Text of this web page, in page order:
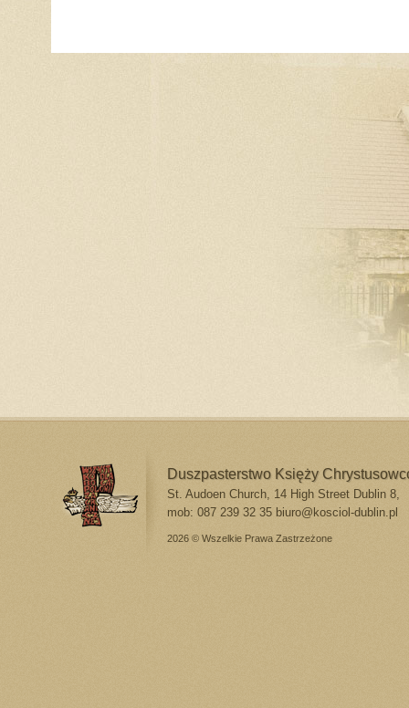
Duszpasterstwo Księży
St. Audoen Church, 14 High Street Dublin 8,
mob: 087 239 32 35 biuro@kosciol-dublin.pl
2026 © Wszelkie Prawa Zastrzeżone